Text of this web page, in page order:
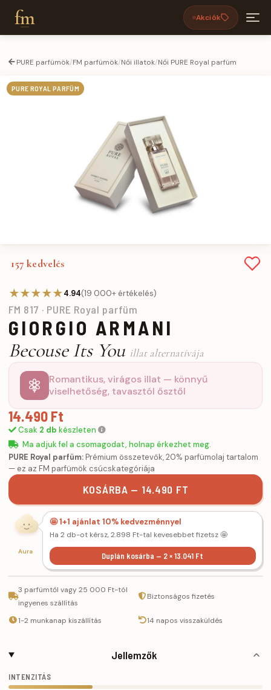
fm Akciók
PURE parfümök/FM parfümök/Női illatok/Női PURE Royal parfüm
PURE ROYAL PARFÜM
157 kedvelés
★★★★★4.94(19 000+ értékelés)
FM 817 · PURE Royal parfüm
GIORGIO ARMANI
Becouse Its You illat alternatívája
Romantikus, virágos illat — könnyű
viselhetőség, tavasztól ősztől
14.490 Ft
Csak 2 db készleten
Ma adjuk fel a csomagodat, holnap érkezhet meg.
PURE Royal parfüm:Prémium összetevők, 20% parfümolaj tartalom
— ez az FM parfümök csúcskategóriája
KOSÁRBA — 14.490 FT
Aura
🤩 1+1 ajánlat 10% kedvezménnyel
Ha 2 db-ot kérsz, 2.898 Ft-tal kevesebbet fizetsz 🤩
Duplán kosárba — 2 × 13.041 Ft
3 parfümtől vagy 25 000 Ft-tól
ingyenes szállítás
Biztonságos fizetés
1-2 munkanap kiszállítás 14 napos visszaküldés
Jellemzők
INTENZITÁS